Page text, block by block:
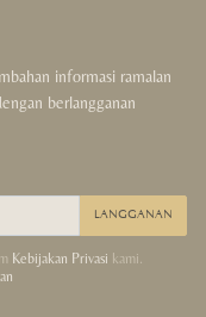
informasi ramalan
berlangganan
LANGGANAN
Kebijakan Privasi kami.